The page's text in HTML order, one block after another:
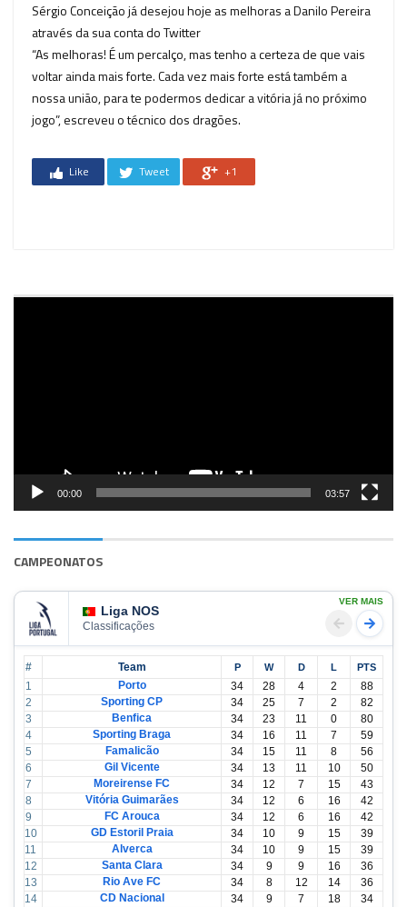
Sérgio Conceição já desejou hoje as melhoras a Danilo Pereira
através da sua conta do Twitter
“As melhoras! É um percalço, mas tenho a certeza de que vais
voltar ainda mais forte. Cada vez mais forte está também a
nossa união, para te podermos dedicar a vitória já no próximo
jogo”, escreveu o técnico dos dragões.
Like Tweet +1
00:00 03:57
CAMPEONATOS
Liga NOS
Classificações
VER MAIS
# Team P W D L PTS
1 Porto 34 28 4 2
88
2
Sporting CP 34 25 7 2
82
3
Benfica 34 23 11 0
80
4
Sporting Braga 34 16 11 7
59
5
Famalicão 34 15 11 8
56
6
Gil Vicente 34 13 11 10
50
7
Moreirense FC 34 12 7 15
43
8
Vitória Guimarães 34 12 6 16
42
9
FC Arouca 34 12 6 16
42
10
GD Estoril Praia 34 10 9 15
39
11
Alverca 34 10 9 15
39
12
Santa Clara 34 9 9 16
36
13
Rio Ave FC 34 8 12 14
36
14
CD Nacional 34 9 7 18
34